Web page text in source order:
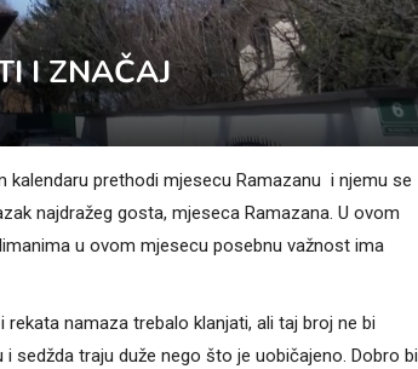
I ZNAČAJ
prethodi mjesecu Ramazanu i njemu se
najdražeg gosta, mjeseca Ramazana. U ovom
u ovom mjesecu posebnu važnost ima
namaza trebalo klanjati, ali taj broj ne bi
sedžda traju duže nego što je uobičajeno. Dobro bi